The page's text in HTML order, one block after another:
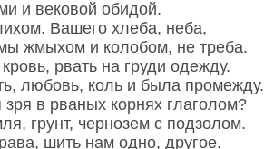
и вековой обидой.
Вашего хлеба, неба,
жмыхом и колобом, не треба.
рвать на груди одежду.
любовь, коль и была промежду.
зря в рваных корнях глаголом?
грунт, чернозем с подзолом.
шить нам одно, другое.